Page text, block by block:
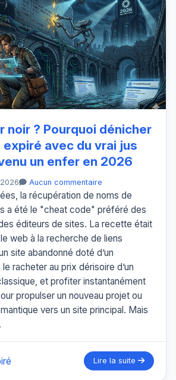
noir ? Pourquoi dénicher
expiré avec du vrai jus
un enfer en 2026
Aucun commentaire
la récupération de noms de
a été le "cheat code" préféré des
éditeurs de sites. La recette était
web à la recherche de liens
site abandonné doté d’un
racheter au prix dérisoire d’un
et profiter instantanément
propulser un nouveau projet ou
vers un site principal. Mais
Lire la suite